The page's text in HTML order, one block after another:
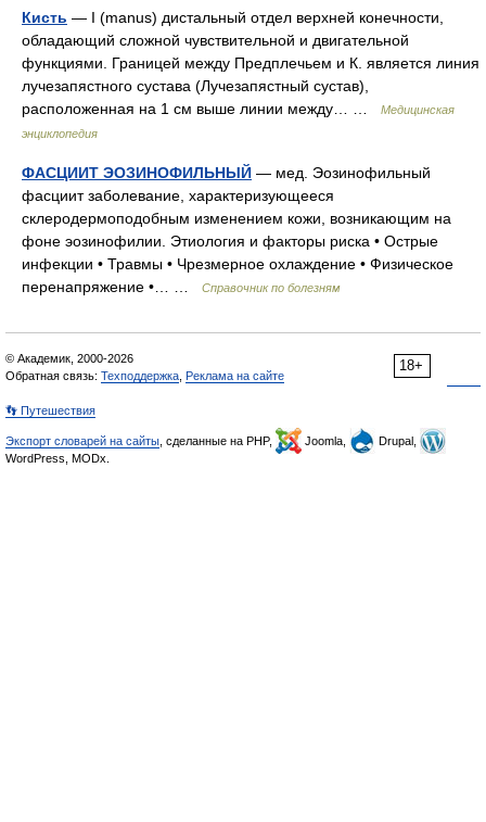
Кисть — I (manus) дистальный отдел верхней конечности,
обладающий сложной чувствительной и двигательной
функциями. Границей между Предплечьем и К. является линия
лучезапястного сустава (Лучезапястный сустав),
расположенная на 1 см выше линии между… …
Медицинская
энциклопедия
ФАСЦИИТ ЭОЗИНОФИЛЬНЫЙ — мед. Эозинофильный
фасциит заболевание, характеризующееся
склеродермоподобным изменением кожи, возникающим на
фоне эозинофилии. Этиология и факторы риска • Острые
инфекции • Травмы • Чрезмерное охлаждение • Физическое
перенапряжение •… …
Справочник по болезням
18+
© Академик, 2000-2026
Обратная связь: Техподдержка Реклама на сайте
👣 Путешествия
Экспорт словарей на сайты , сделанные на PHP, Joomla,
Drupal,
WordPress, MODx.